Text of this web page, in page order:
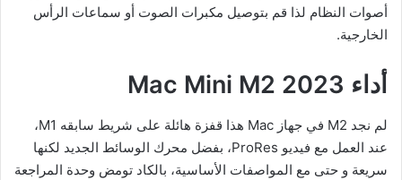
أصوات النظام لذا قم بتوصيل مكبرات الصوت أو سماعات الرأس
الخارجية.
أداء Mac Mini M2 2023
لم نجد M2 في جهاز Mac هذا قفزة هائلة على شريط سابقه M1،
عند العمل مع فيديو ProRes، بفضل محرك الوسائط الجديد لكنها
سريعة و حتى مع المواصفات الأساسية، بالكاد تومض وحدة المراجعة